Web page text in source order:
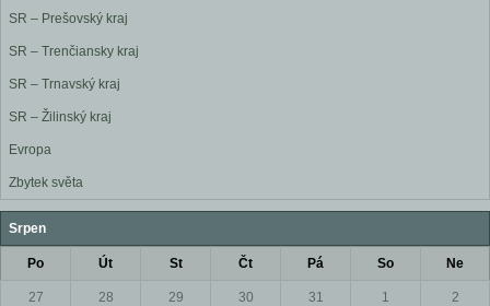
SR – Prešovský kraj
SR – Trenčiansky kraj
SR – Trnavský kraj
SR – Žilinský kraj
Evropa
Zbytek světa
Srpen
Po Út St Čt Pá So Ne
27 28 29 30 31 1 2